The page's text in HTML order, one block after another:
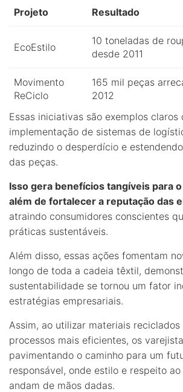
Projeto Resultado
EcoEstilo
10 toneladas de
desde 2011
Movimento
ReCiclo
165 mil peças
2012
Essas iniciativas são exemplos claros
implementação de sistemas de
reduzindo o desperdício e
das peças.
Isso gera benefícios tangíveis para
além de fortalecer a reputação das
atraindo consumidores conscientes
práticas sustentáveis.
Além disso, essas ações fomentam
longo de toda a cadeia têxtil,
sustentabilidade se tornou um fator
estratégias empresariais.
Assim, ao utilizar materiais
processos mais eficientes, os
pavimentando o caminho para um
responsável, onde estilo e respeito
andam de mãos dadas.